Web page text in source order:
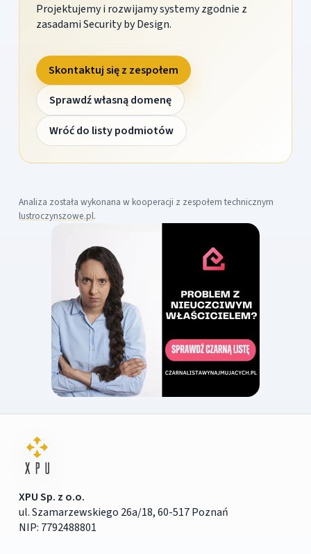
Projektujemy i rozwijamy systemy zgodnie z
zasadami Security by Design.
Skontaktuj się z zespołem
Sprawdź własną domenę
Wróć do listy podmiotów
Analiza została wykonana w kooperacji z zespołem technicznym
lustroczynszowe.pl.
XPU Sp. z o.o.
ul. Szamarzewskiego 26a/18, 60-517 Poznań
NIP: 7792488801